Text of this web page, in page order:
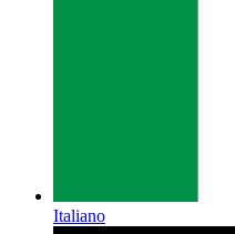
Italiano